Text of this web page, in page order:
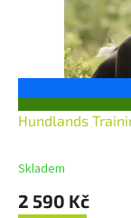
Hundlands
Skladem
2 590 Kč